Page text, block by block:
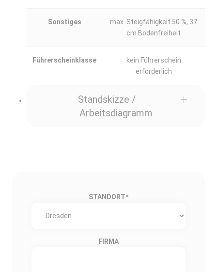
Sonstiges
max. Steigfähigkeit 50 %, 37
cm Bodenfreiheit
Führerscheinklasse
kein Führerschein
erforderlich
Standskizze /
Arbeitsdiagramm
STANDORT*
FIRMA